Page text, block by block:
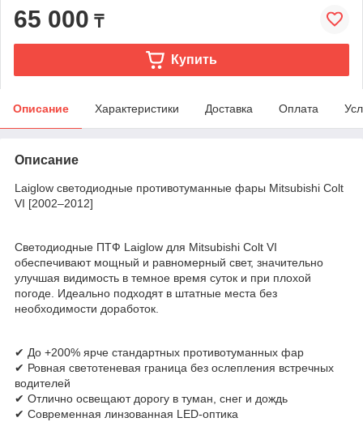
65 000 ₸
Купить
Описание Характеристики Доставка Оплата
Описание
Laiglow светодиодные противотуманные фары Mitsubishi Colt
VI [2002–2012]
Светодиодные ПТФ Laiglow для Mitsubishi Colt VI
обеспечивают мощный и равномерный свет, значительно
улучшая видимость в темное время суток и при плохой
погоде. Идеально подходят в штатные места без
необходимости доработок.
✔ До +200% ярче стандартных противотуманных фар
✔ Ровная светотеневая граница без ослепления встречных
водителей
✔ Отлично освещают дорогу в туман, снег и дождь
✔ Современная линзованная LED-оптика